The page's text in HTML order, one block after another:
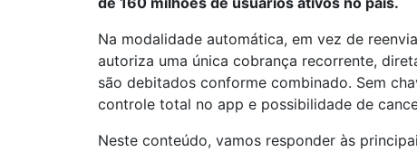
Na modalidade automática, em vez de
autoriza uma única cobrança recorrente,
são debitados conforme combinado. Sem
controle total no app e possibilidade de
Neste conteúdo, vamos responder às